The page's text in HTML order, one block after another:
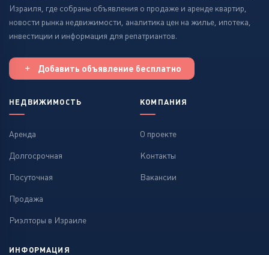
Израиля, где собраны объявления о продаже и аренде квартир,
новости рынка недвижимости, аналитика цен на жилье, ипотека,
инвестиции и информация для репатриантов.
Добавить объявление бесплатно
НЕДВИЖИМОСТЬ
Аренда
Долгосрочная
Посуточная
Продажа
Риэлторы в Израиле
КОМПАНИЯ
О проекте
Контакты
Вакансии
ИНФОРМАЦИЯ